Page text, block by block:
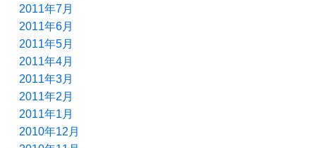
2011年7月
2011年6月
2011年5月
2011年4月
2011年3月
2011年2月
2011年1月
2010年12月